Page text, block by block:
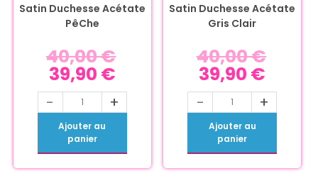
Satin Duchesse Acétate
PêChe
40,00€
39,90 €
- +
Ajouter au
panier
Satin Duchesse Acétate
Gris Clair
40,00€
39,90 €
- +
Ajouter au
panier